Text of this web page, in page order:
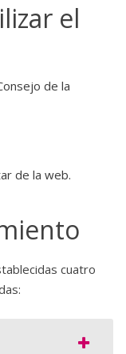
el
de la
de la web.
cuatro